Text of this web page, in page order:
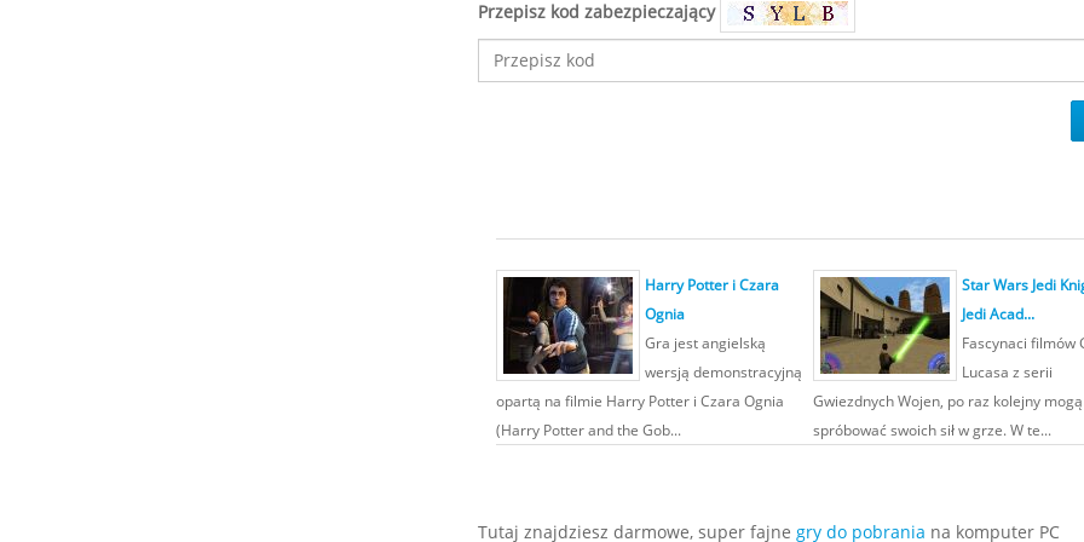
Przepisz kod zabezpieczający
Harry Potter i Czara
Ognia
Gra jest angielską
wersją demonstracyjną
opartą na filmie Harry Potter i Czara Ognia
(Harry Potter and the Gob...
Star Wars Jedi
Jedi Acad...
Fascynaci filmów
Lucasa z serii
Gwiezdnych Wojen, po raz kolejny mogą
spróbować swoich sił w grze. W te...
Tutaj znajdziesz darmowe, super fajne gry do pobrania na komputer PC